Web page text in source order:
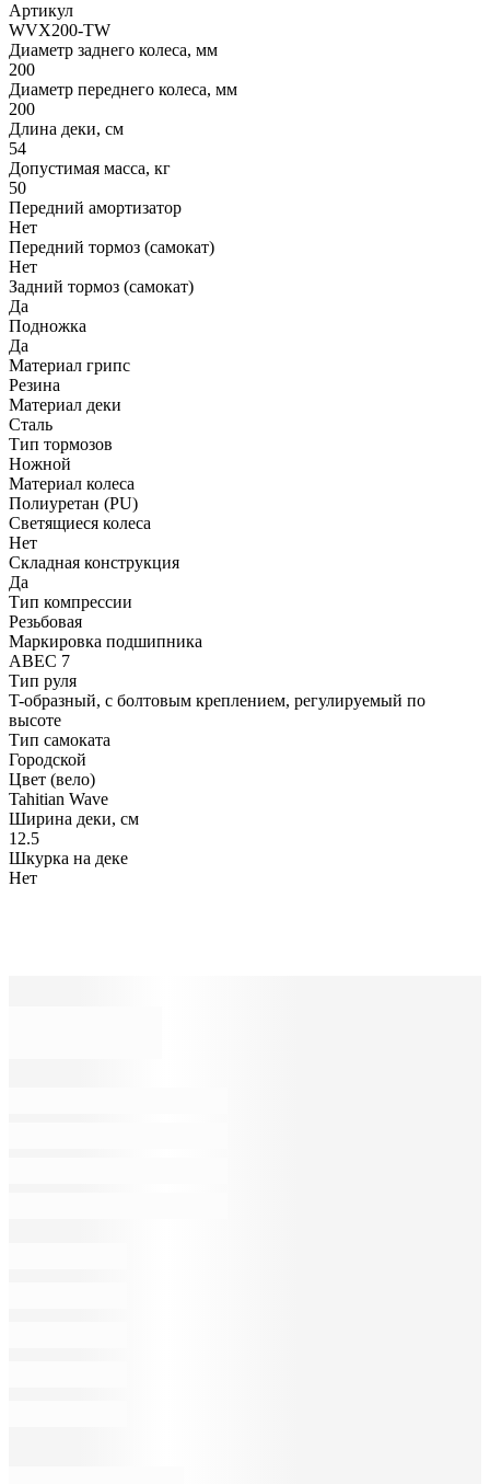
Артикул
WVX200-TW
Диаметр заднего колеса, мм
200
Диаметр переднего колеса, мм
200
Длина деки, см
54
Допустимая масса, кг
50
Передний амортизатор
Нет
Передний тормоз (самокат)
Нет
Задний тормоз (самокат)
Да
Подножка
Да
Материал грипс
Резина
Материал деки
Сталь
Тип тормозов
Ножной
Материал колеса
Полиуретан (PU)
Светящиеся колеса
Нет
Складная конструкция
Да
Тип компрессии
Резьбовая
Маркировка подшипника
ABEC 7
Тип руля
T-образный, с болтовым креплением, регулируемый по
высоте
Тип самоката
Городской
Цвет (вело)
Tahitian Wave
Ширина деки, см
12.5
Шкурка на деке
Нет